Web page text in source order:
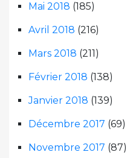
Mai 2018 (185)
Avril 2018 (216)
Mars 2018 (211)
Février 2018 (138)
Janvier 2018 (139)
Décembre 2017 (69)
Novembre 2017 (87)